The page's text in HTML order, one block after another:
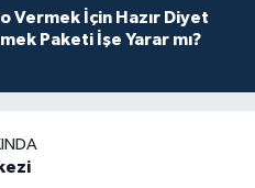
Vermek İçin Hazır Diyet
Paketi İşe Yarar mı?